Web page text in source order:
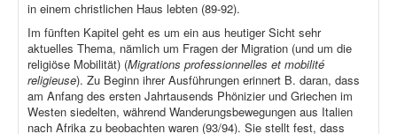
in einem christlichen Haus lebten (89-92).
Im fünften Kapitel geht es um ein aus heutiger Sicht sehr
aktuelles Thema, nämlich um Fragen der Migration (und um die
religiöse Mobilität) (Migrations professionnelles et mobilité
religieuse). Zu Beginn ihrer Ausführungen erinnert B. daran, dass
am Anfang des ersten Jahrtausends Phönizier und Griechen im
Westen siedelten, während Wanderungsbewegungen aus Italien
nach Afrika zu beobachten waren (93/94). Sie stellt fest, dass